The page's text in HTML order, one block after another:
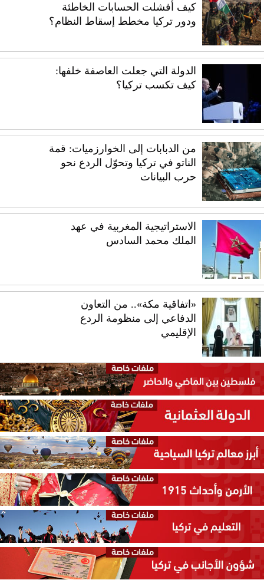
كيف أفشلت الحسابات الخاطئة
ودور تركيا مخطط إسقاط النظام؟
الدولة التي جعلت العاصفة خلفها:
كيف تكسب تركيا؟
من الدبابات إلى الخوارزميات: قمة
الناتو في تركيا وتحوّل الردع نحو
حرب البيانات
الاستراتيجية المغربية في عهد
الملك محمد السادس
«اتفاقية مكة».. من التعاون
الدفاعي إلى منظومة الردع
الإقليمي